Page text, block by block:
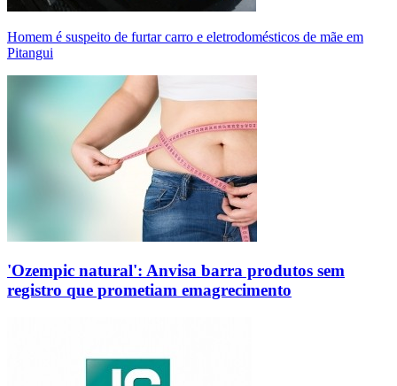
Homem é suspeito de furtar carro e eletrodomésticos de mãe em
Pitangui
'Ozempic natural': Anvisa barra produtos sem
registro que prometiam emagrecimento